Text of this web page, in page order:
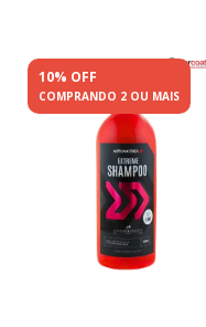
10% OFF
COMPRANDO 2 OU MAIS